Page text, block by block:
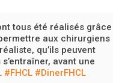
tous été réalisés grâce
aux chirurgiens
qu’ils peuvent
avant une
#FHCL #DinerFHCL